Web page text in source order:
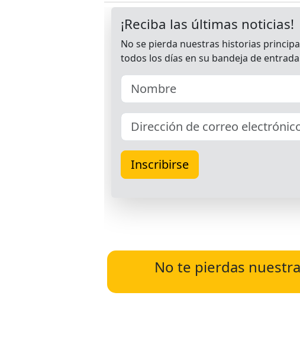
No te pierdas